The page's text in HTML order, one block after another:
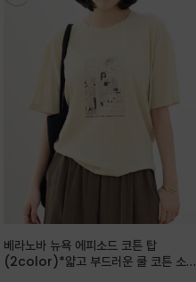
베라노바 뉴욕 에피소드 코튼 탑
(2color)*얇고 부드러운 쿨 코튼 소재